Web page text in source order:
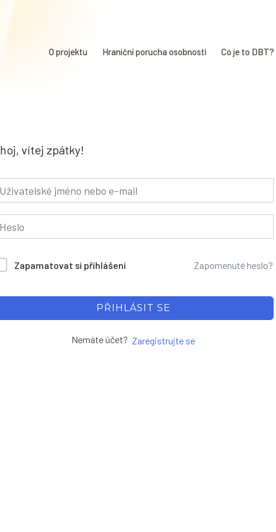
O projektu Hraniční porucha osobnosti Co je to DBT?
vítej zpátky!
Zapamatovat si přihlášení Zapomenuté heslo?
PŘIHLÁSIT SE
Nemáte účet? Zaregistrujte se